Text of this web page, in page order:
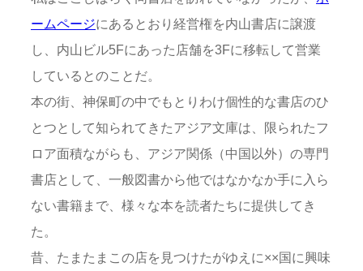
ームページにあるとおり経営権を内山書店に譲渡
し、内山ビル5Fにあった店舗を3Fに移転して営業
しているとのことだ。
本の街、神保町の中でもとりわけ個性的な書店のひ
とつとして知られてきたアジア文庫は、限られたフ
ロア面積ながらも、アジア関係（中国以外）の専門
書店として、一般図書から他ではなかなか手に入ら
ない書籍まで、様々な本を読者たちに提供してき
た。
昔、たまたまこの店を見つけたがゆえに××国に興味